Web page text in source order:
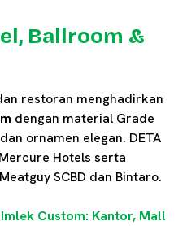
Ballroom &
restoran menghadirkan
dengan material Grade
ornamen elegan. DETA
Hotels serta
SCBD dan Bintaro.
Custom: Kantor, Mall